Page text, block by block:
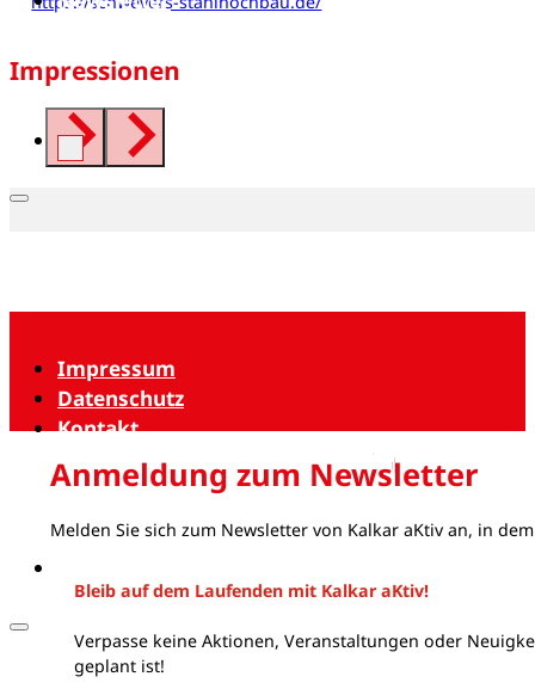
Impressionen
Impressum
Datenschutz
Kontakt
Anmeldung zum Newsletter
Melden Sie sich zum Newsletter von Kalkar aKtiv an, in
Bleib auf dem Laufenden mit Kalkar aKtiv!
Verpasse keine Aktionen, Veranstaltungen oder
geplant ist!